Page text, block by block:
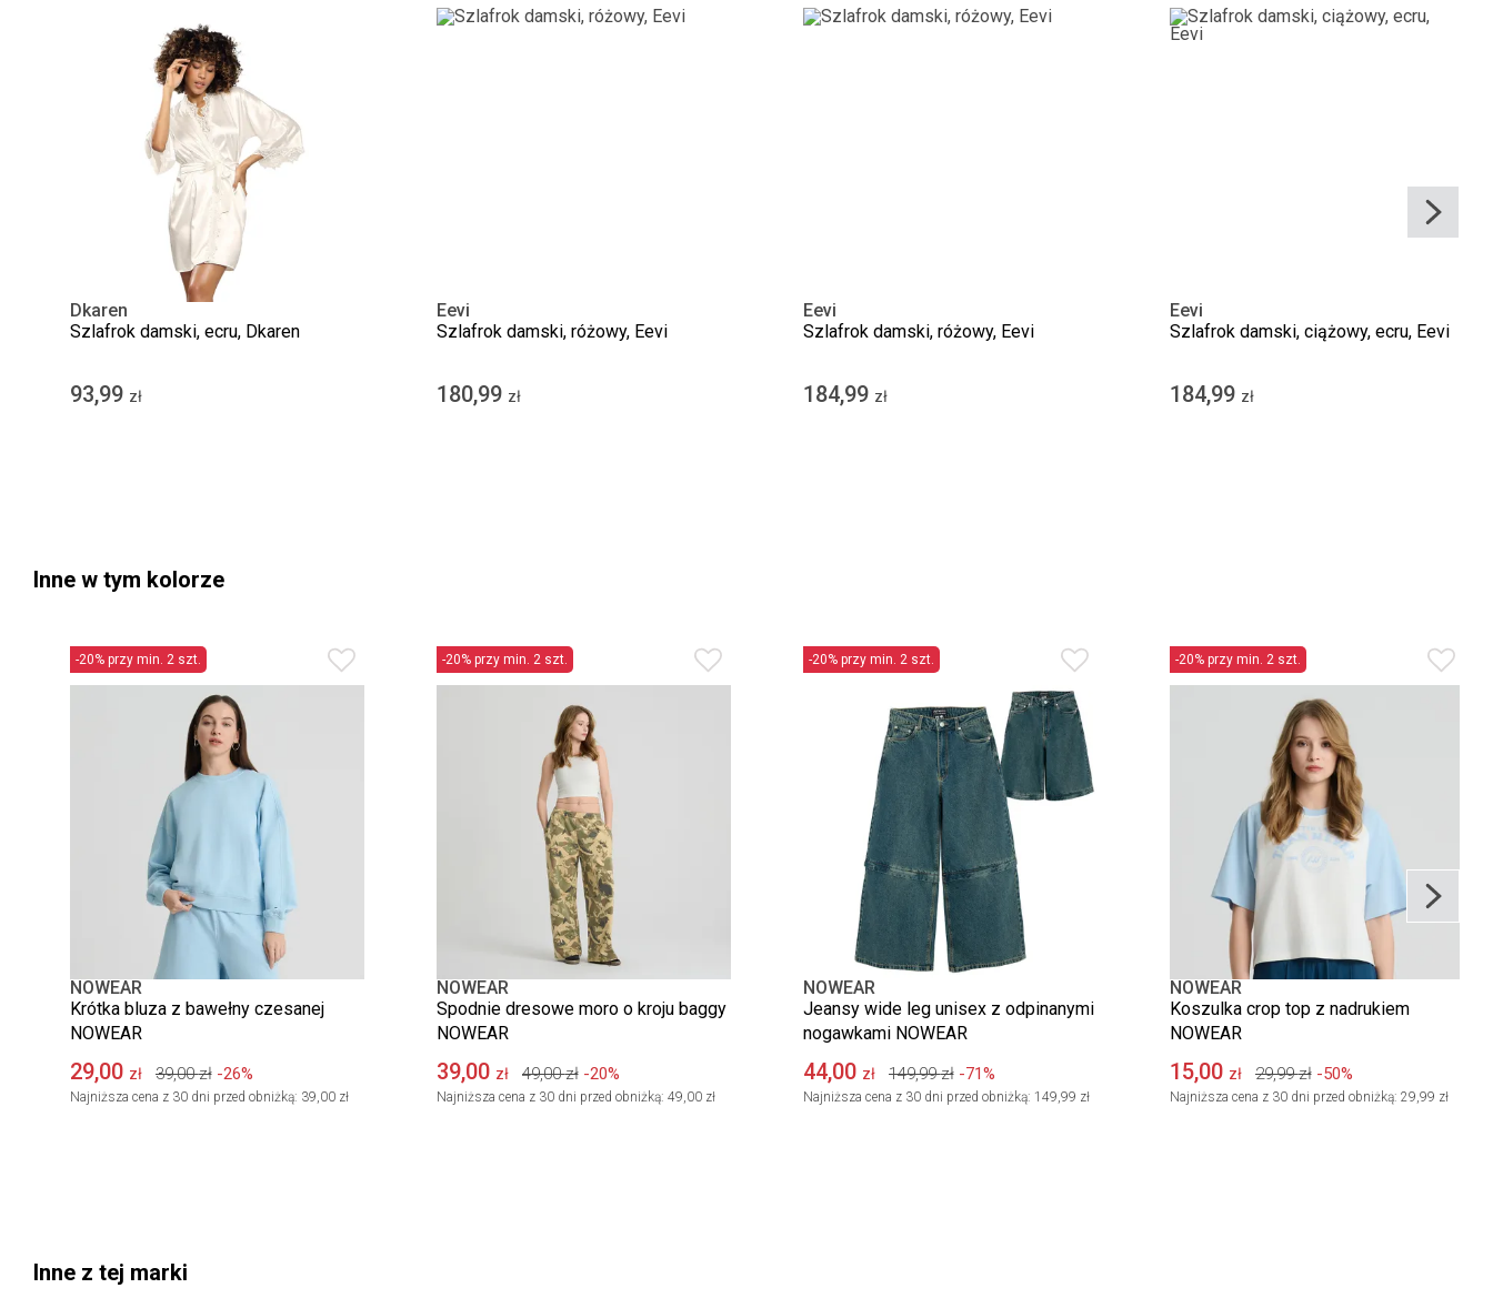
Dkaren
Szlafrok damski, ecru, Dkaren
93,99 zł
Eevi
Szlafrok damski, różowy, Eevi
180,99 zł
Eevi
Szlafrok damski, różowy, Eevi
184,99 zł
Eevi
Szlafrok damski, ciążowy, ecru, Eevi
184,99 zł
Inne w tym kolorze
-20% przy min. 2 szt.
NOWEAR
Krótka bluza z bawełny czesanej
NOWEAR
29,00 zł 39,00 zł -26%
Najniższa cena z 30 dni przed obniżką: 39,00 zł
-20% przy min. 2 szt.
NOWEAR
Spodnie dresowe moro o kroju baggy
NOWEAR
39,00 zł 49,00 zł -20%
Najniższa cena z 30 dni przed obniżką: 49,00 zł
-20% przy min. 2 szt.
NOWEAR
Jeansy wide leg unisex z odpinanymi
nogawkami NOWEAR
44,00 zł 149,99 zł -71%
Najniższa cena z 30 dni przed obniżką: 149,99 zł
-20% przy min. 2 szt.
NOWEAR
Koszulka crop top z nadrukiem
NOWEAR
15,00 zł 29,99 zł -50%
Najniższa cena z 30 dni przed obniżką: 29,99 zł
Inne z tej marki